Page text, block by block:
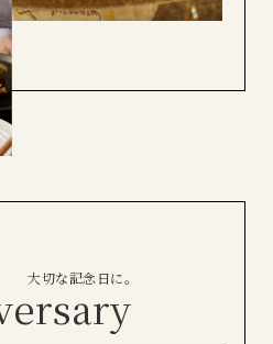
大切な記念日に。